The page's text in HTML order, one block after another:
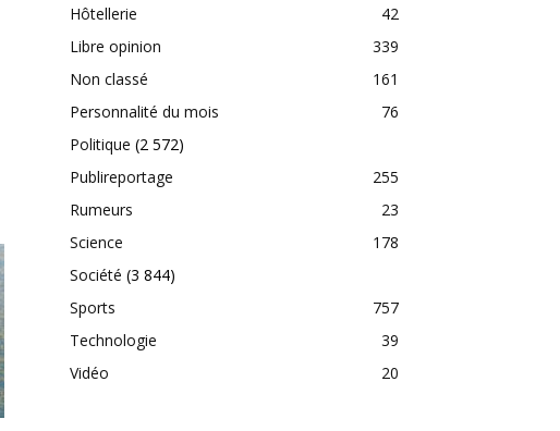
Hôtellerie
42
Libre opinion
339
Non classé
161
Personnalité du mois
76
Politique (2 572)
Publireportage
255
Rumeurs
23
Science
178
Société (3 844)
Sports
757
Technologie
39
Vidéo
20